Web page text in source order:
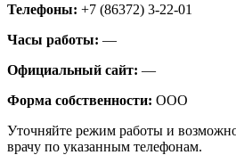
Телефоны: +7 (86372) 3-22-01
Часы работы: —
Официальный сайт: —
Форма собственности: ООО
Уточняйте режим работы и
врачу по указанным телефонам.